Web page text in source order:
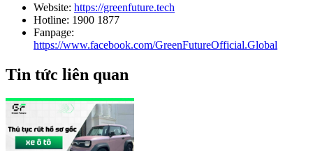
Website: https://greenfuture.tech
Hotline: 1900 1877
Fanpage:
https://www.facebook.com/GreenFutureOfficial.Global
Tin tức liên quan